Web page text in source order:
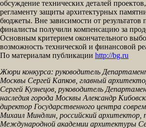
обсуждение технических деталей
регламенту защиты архитектурных
бюджеты. Вне зависимости от результатов
финалисты получили компенсацию за
Основным критерием окончательного
возможность технической и финансовой
По материалам публикации http://bg.ru
Жюри конкурса: руководитель
Москвы Сергей Капков, главный
Сергей Кузнецов, руководитель
наследия города Москвы Александр
директор Государственного центра
Михаил Миндлин, российский архитектор,
Международной академии архитектуры